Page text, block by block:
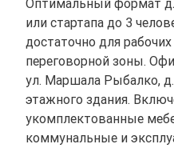
Оптимальный формат
или стартапа до 3
достаточно для
переговорной зоны.
ул. Маршала Рыбалко,
этажного здания.
укомплектованные
коммунальные и